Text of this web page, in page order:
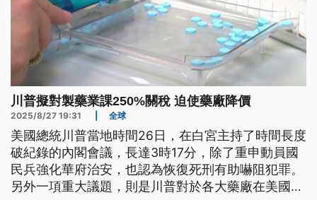
川普擬對製藥業課250%關稅 迫使藥廠降價
2025/8/27 19:31 全球
美國總統川普當地時間26日，在白宮主持了時間長度
破紀錄的內閣會議，長達3時17分，除了重申動員國
民兵強化華府治安，也認為恢復死刑有助嚇阻犯罪。
另外一項重大議題，則是川普對於各大藥廠在美國售